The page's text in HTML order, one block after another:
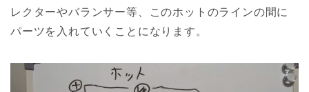
レクターやバランサー等、このホットのラインの間に
パーツを入れていくことになります。